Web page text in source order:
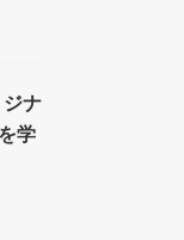
ジナ
学